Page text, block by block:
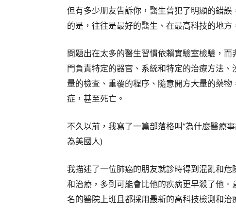
但有多少朋友告訴你，醫生曾犯了明顯的錯
的是，往往是最好的醫生、在最高科技的地方
問題出在太多的醫生習慣依賴實驗室檢驗，
門負責特定的器官、系統和特定的治療方法
量的檢查、重覆的程序、隨意開方大量的藥
症，甚至死亡。
不久以前，我寫了一篇部落格叫“為什麼醫療
為美國人)
我描述了一位肺癌的朋友就診時得到混亂和
和治療，多到可能會比他的疾病更早殺了他
名的醫院上班且都採用最新的高科技檢測和治